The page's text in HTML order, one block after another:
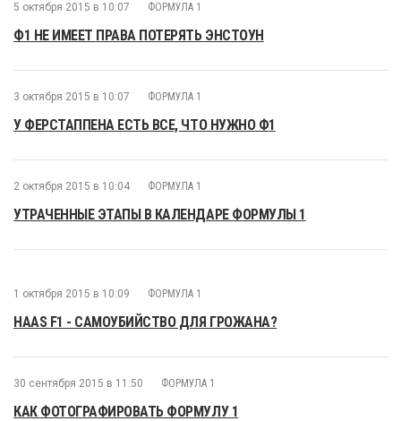
5 октября 2015 в 10:07 ФОРМУЛА 1
Ф1 НЕ ИМЕЕТ ПРАВА ПОТЕРЯТЬ ЭНСТОУН
3 октября 2015 в 10:07 ФОРМУЛА 1
У ФЕРСТАППЕНА ЕСТЬ ВСЕ, ЧТО НУЖНО Ф1
2 октября 2015 в 10:04 ФОРМУЛА 1
УТРАЧЕННЫЕ ЭТАПЫ В КАЛЕНДАРЕ ФОРМУЛЫ 1
1 октября 2015 в 10:09 ФОРМУЛА 1
HAAS F1 - САМОУБИЙСТВО ДЛЯ ГРОЖАНА?
30 сентября 2015 в 11:50 ФОРМУЛА 1
КАК ФОТОГРАФИРОВАТЬ ФОРМУЛУ 1